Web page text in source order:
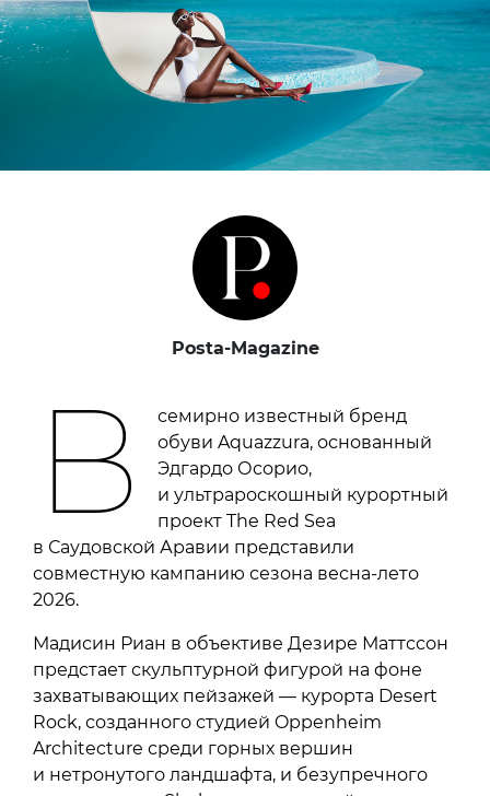
Posta-Magazine
В
семирно известный бренд
обуви Aquazzura, основанный
Эдгардо Осорио,
и ультрароскошный курортный
проект The Red Sea
в Саудовской Аравии представили
совместную кампанию сезона весна-лето
2026.
Мадисин Риан в объективе Дезире Маттссон
предстает скульптурной фигурой на фоне
захватывающих пейзажей — курорта Desert
Rock, созданного студией Oppenheim
Architecture среди горных вершин
и нетронутого ландшафта, и безупречного